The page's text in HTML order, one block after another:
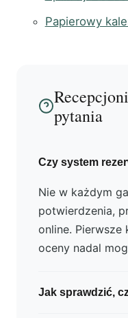
Papierowy
pytania
Czy system
Nie w każdym
potwierdzenia,
online.
oceny nadal
Jak sprawdzić,